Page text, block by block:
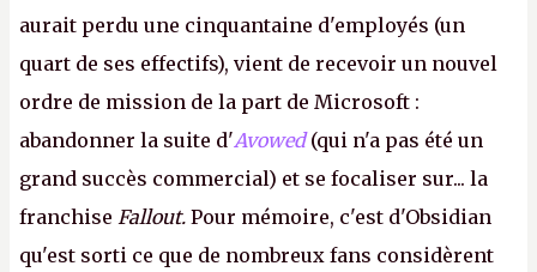
aurait perdu une cinquantaine d'employés (un
quart de ses effectifs), vient de recevoir un nouvel
ordre de mission de la part de Microsoft :
abandonner la suite d'Avowed(qui n'a pas été un
grand succès commercial) et se focaliser sur... la
franchise Fallout. Pour mémoire, c'est d'Obsidian
qu'est sorti ce que de nombreux fans considèrent